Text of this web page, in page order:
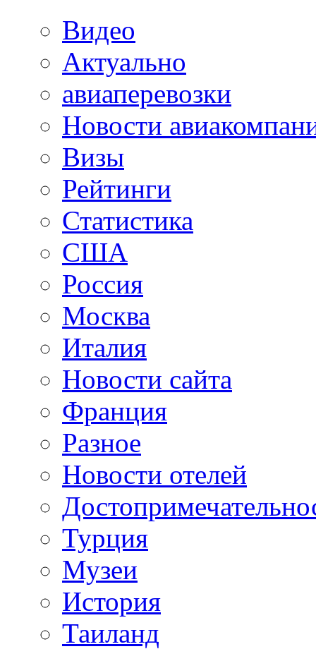
Видео
Актуально
авиаперевозки
Новости
Визы
Рейтинги
Статистика
США
Россия
Москва
Италия
Новости сайта
Франция
Разное
Новости отелей
Турция
Музеи
История
Таиланд